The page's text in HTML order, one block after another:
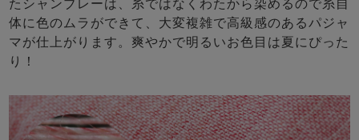
たシャンブレーは、糸ではなくわたから染めるので糸自
体に色のムラができて、大変複雑で高級感のあるパジャ
マが仕上がります。爽やかで明るいお色目は夏にぴった
り！